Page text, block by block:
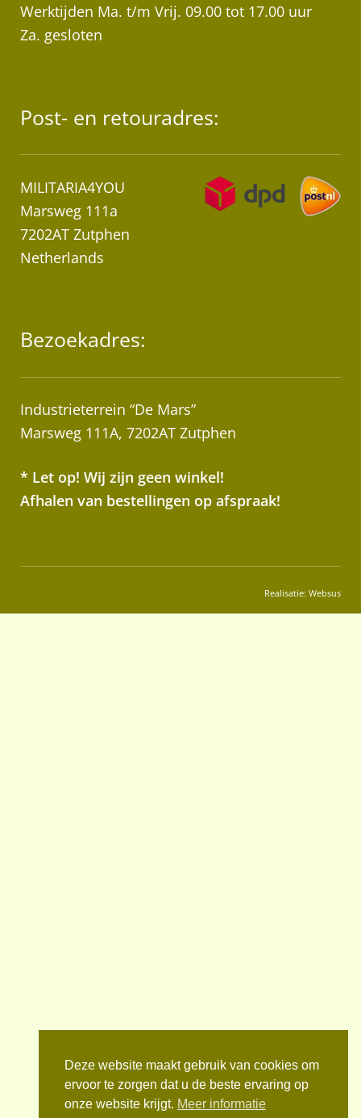
Werktijden Ma. t/m Vrij. 09.00 tot 17.00 uur
Za. gesloten
Post- en retouradres:
MILITARIA4YOU
Marsweg 111a
7202AT Zutphen
Netherlands
Bezoekadres:
Industrieterrein “De Mars”
Marsweg 111A, 7202AT Zutphen
* Let op! Wij zijn geen winkel!
Afhalen van bestellingen op afspraak!
Realisatie: Websus
Deze website maakt gebruik van cookies om
ervoor te zorgen dat u de beste ervaring op
onze website krijgt. Meer informatie